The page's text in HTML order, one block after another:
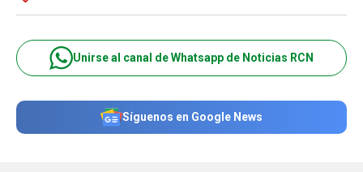
Unirse al canal de Whatsapp de Noticias RCN
Síguenos en Google News